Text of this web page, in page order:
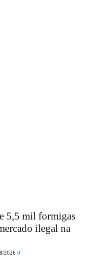
5,5 mil formigas
ilegal na
2026 0